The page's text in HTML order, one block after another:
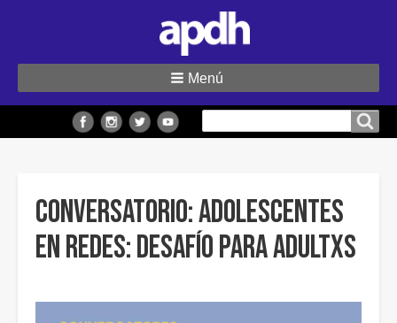
sitio
Menú
CONVERSATORIO: ADOLESCENTES
EN REDES: DESAFÍO PARA ADULTXS